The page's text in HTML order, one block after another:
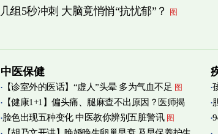
几组5秒冲刺 大脑竟悄悄“抗忧郁”？ 图
中医保健
【诊室外的医话】“虚人”头晕 多为气血不足 图
【健康1+1】偏头痛、腿麻查不出原因？医师揭
痛源竟在肌筋膜 图
脸色出现五种变化 中医教你辨别五脏警讯 图